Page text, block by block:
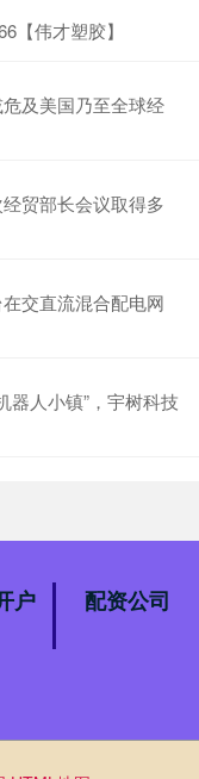
【伟才塑胶】
及美国乃至全球经
贸部长会议取得多
交直流混合配电网
器人小镇”，宇树科技
户 配资公司